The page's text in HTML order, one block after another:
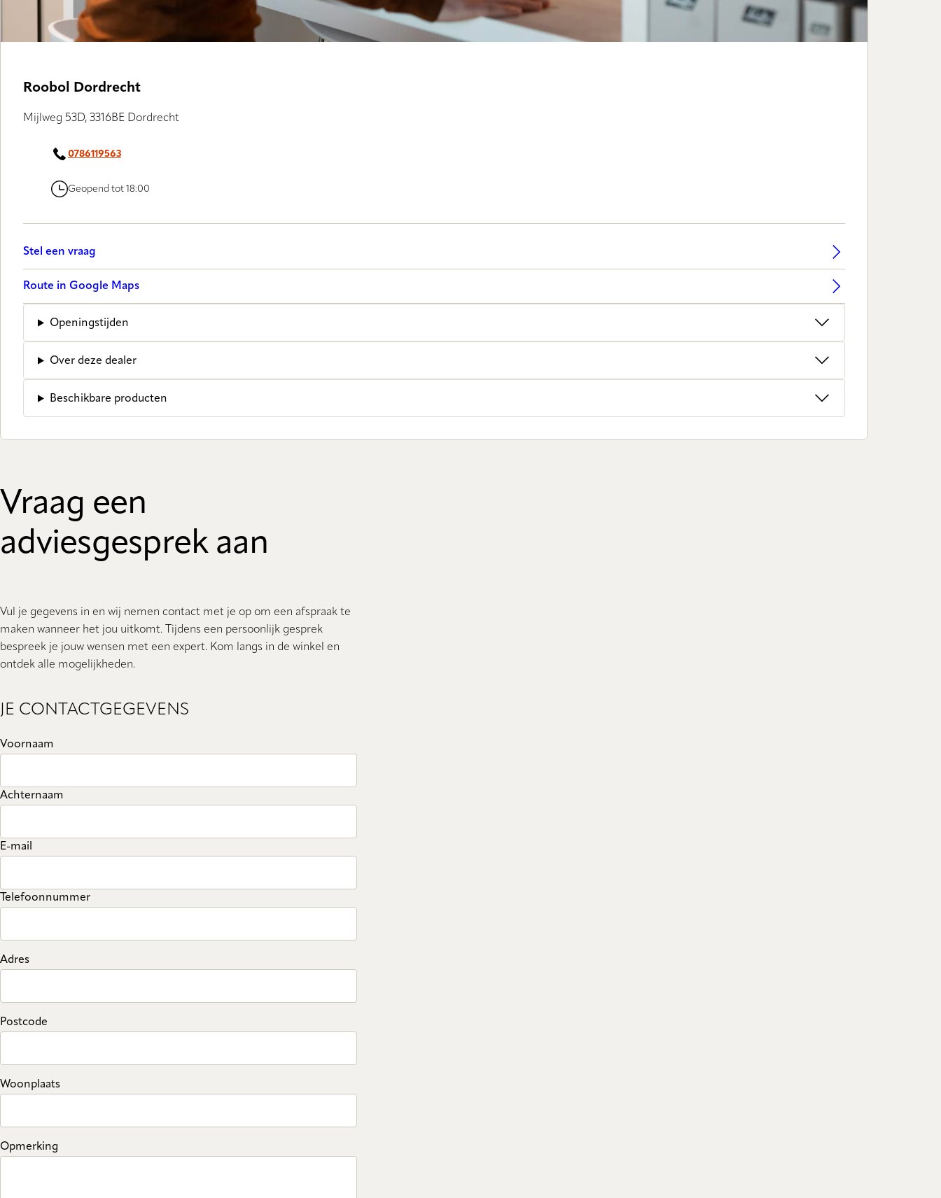
Roobol Dordrecht
Mijlweg 53D, 3316BE Dordrecht
0786119563
Geopend tot 18:00
Stel een vraag
Route in Google Maps
Openingstijden
Over deze dealer
Beschikbare producten
Vraag een
adviesgesprek aan
Vul je gegevens in en wij nemen contact met je op om een afspraak te
maken wanneer het jou uitkomt. Tijdens een persoonlijk gesprek
bespreek je jouw wensen met een expert. Kom langs in de winkel en
ontdek alle mogelijkheden.
JE CONTACTGEGEVENS
Voornaam
Achternaam
E-mail
Telefoonnummer
Adres
Postcode
Woonplaats
Opmerking